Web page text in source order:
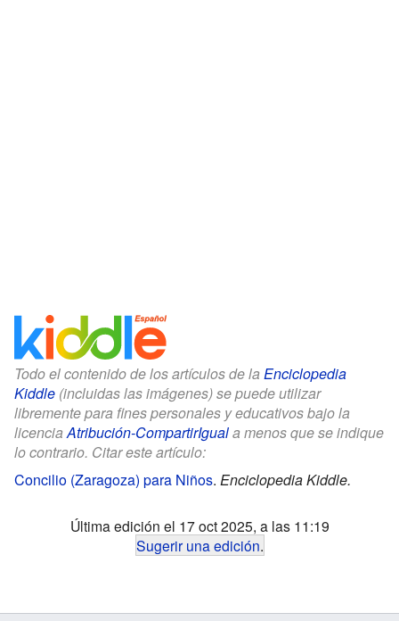
Todo el contenido de los artículos de la Enciclopedia
Kiddle (incluidas las imágenes) se puede utilizar
libremente para fines personales y educativos bajo la
licenciaAtribución-CompartirIguala menos que se indique
lo contrario. Citar este artículo:
Concilio (Zaragoza) para Niños. Enciclopedia Kiddle.
Última edición el 17 oct 2025, a las 11:19
Sugerir una edición.